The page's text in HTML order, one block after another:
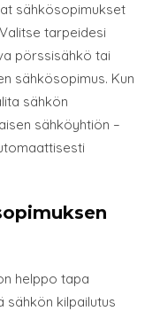
sähkösopimukset
tarpeidesi
pörssisähkö tai
sähkösopimus. Kun
sähkön
sähköyhtiön –
helppo tapa
sähkön kilpailutus